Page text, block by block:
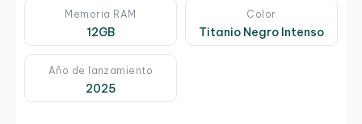
Memoria RAM
12GB
Color
Titanio Negro Intenso
Año de lanzamiento
2025